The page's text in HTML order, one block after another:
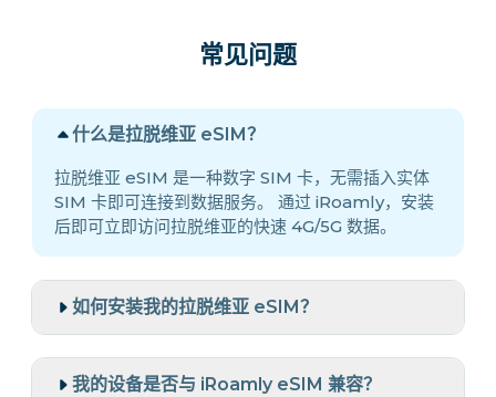
常见问题
什么是拉脱维亚 eSIM？
拉脱维亚 eSIM 是一种数字 SIM 卡，无需插入实体
SIM 卡即可连接到数据服务。 通过 iRoamly，安装
后即可立即访问拉脱维亚的快速 4G/5G 数据。
如何安装我的拉脱维亚 eSIM？
我的设备是否与 iRoamly eSIM 兼容？